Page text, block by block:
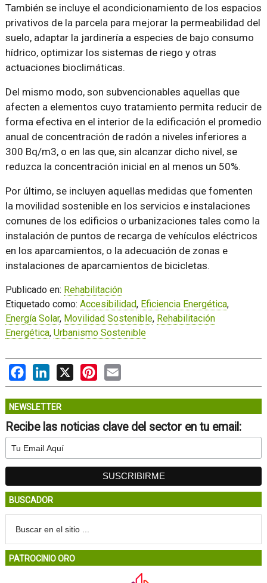
También se incluye el acondicionamiento de los espacios
privativos de la parcela para mejorar la permeabilidad del
suelo, adaptar la jardinería a especies de bajo consumo
hídrico, optimizar los sistemas de riego y otras
actuaciones bioclimáticas.
Del mismo modo, son subvencionables aquellas que
afecten a elementos cuyo tratamiento permita reducir de
forma efectiva en el interior de la edificación el promedio
anual de concentración de radón a niveles inferiores a
300 Bq/m3, o en las que, sin alcanzar dicho nivel, se
reduzca la concentración inicial en al menos un 50%.
Por último, se incluyen aquellas medidas que fomenten
la movilidad sostenible en los servicios e instalaciones
comunes de los edificios o urbanizaciones tales como la
instalación de puntos de recarga de vehículos eléctricos
en los aparcamientos, o la adecuación de zonas e
instalaciones de aparcamientos de bicicletas.
Publicado en: Rehabilitación
Etiquetado como: Accesibilidad, Eficiencia Energética,
Energía Solar, Movilidad Sostenible, Rehabilitación
Energética, Urbanismo Sostenible
FacebookLinkedIn
X PinterestEmail
NEWSLETTER
Recibe las noticias clave del sector en tu email:
BUSCADOR
PATROCINIO ORO